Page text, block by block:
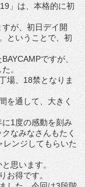
」は、本格的に初
が、初日デイ開
ということで、初
ですが、
。
場、18禁となりま
を通して、大きく
1度の感動を刻み
なみなさんもたく
レンジしてもらいた
思います。
お得です。